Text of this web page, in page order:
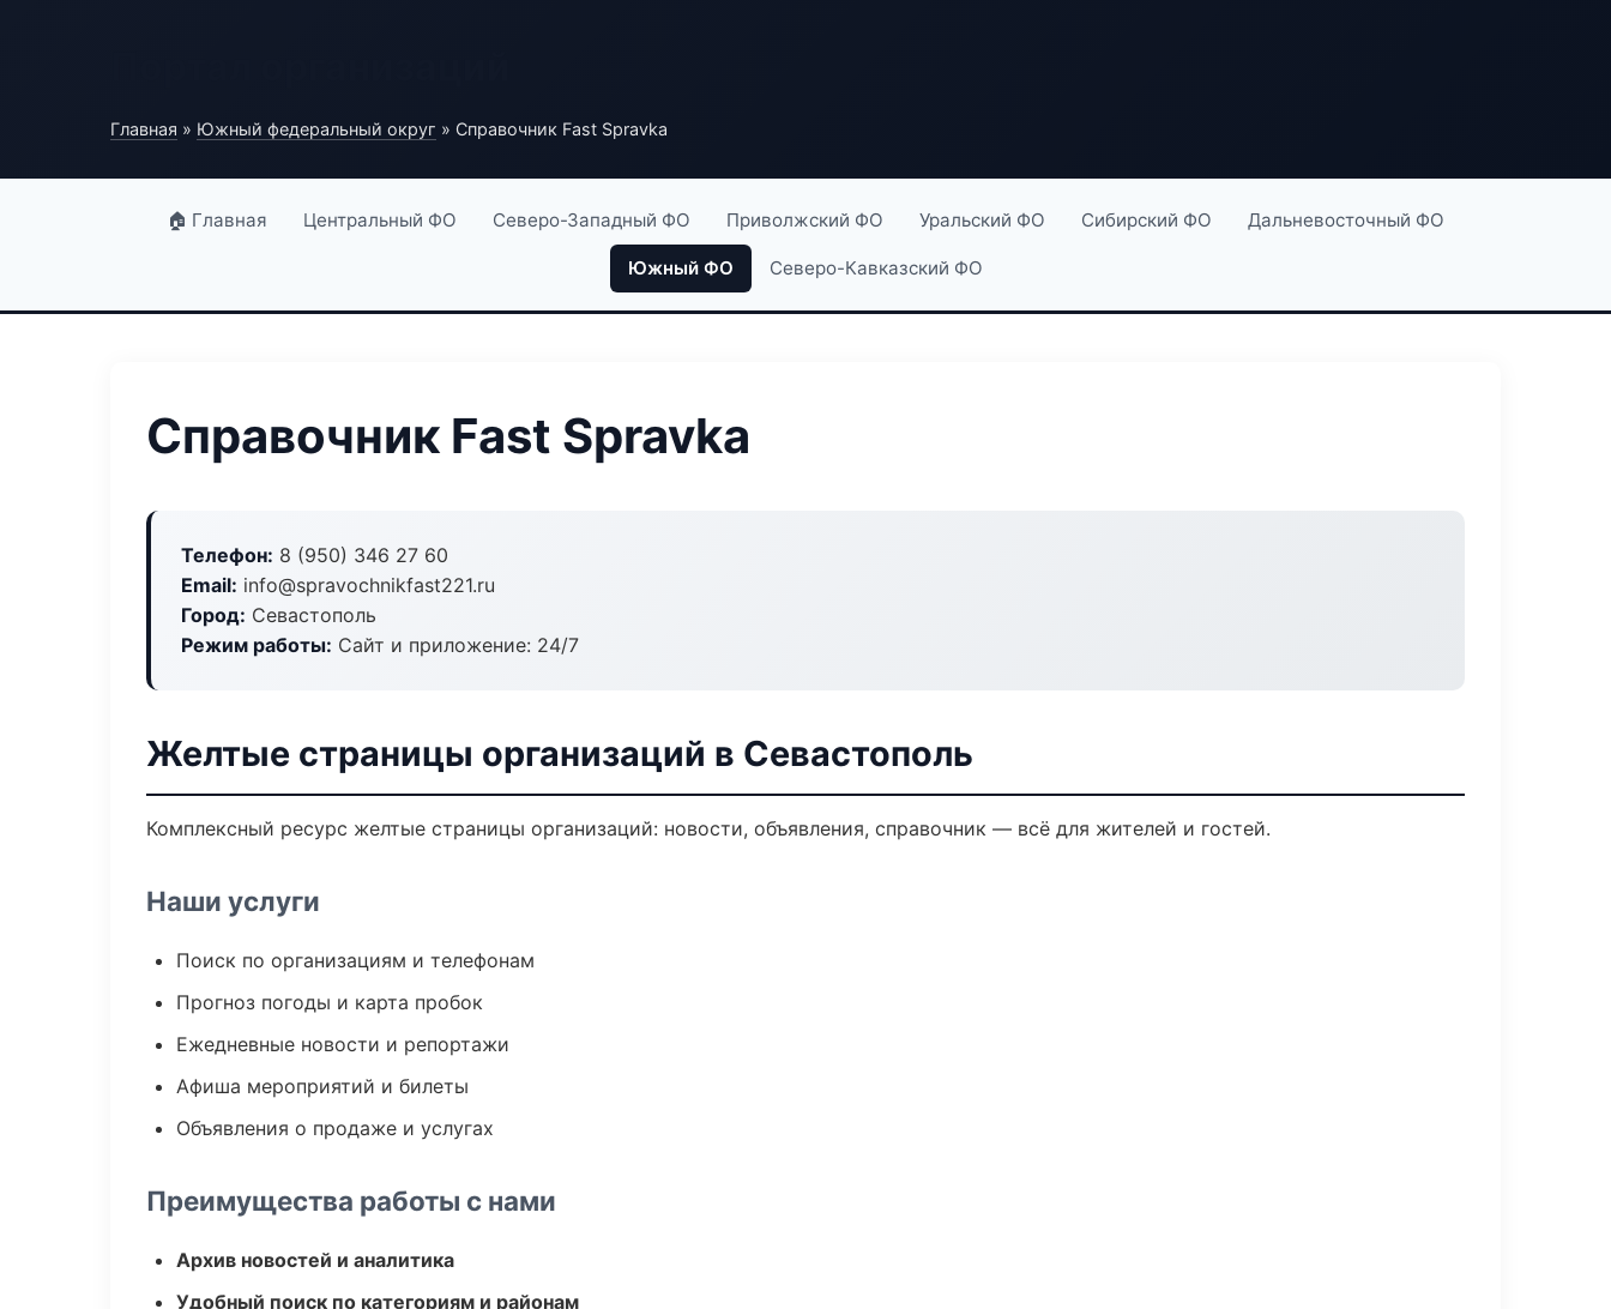
Главная » Южный федеральный округ » Справочник Fast Spravka
🏠 Главная Центральный ФО Северо-Западный ФО Приволжский ФО Уральский ФО Сибирский ФО Дальневосточный ФО
Южный ФО Северо-Кавказский ФО
Справочник Fast Spravka
Телефон: 8 (950) 346 27 60
Email: info@spravochnikfast221.ru
Город: Севастополь
Режим работы: Сайт и приложение: 24/7
Желтые страницы организаций в Севастополь
Комплексный ресурс желтые страницы организаций: новости, объявления, справочник — всё для жителей и гостей.
Наши услуги
Поиск по организациям и телефонам
Прогноз погоды и карта пробок
Ежедневные новости и репортажи
Афиша мероприятий и билеты
Объявления о продаже и услугах
Преимущества работы с нами
Архив новостей и аналитика
Удобный поиск по категориям и районам